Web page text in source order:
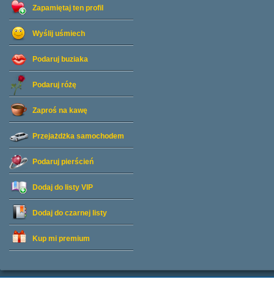
Zapamiętaj ten profil
Wyślij uśmiech
Podaruj buziaka
Podaruj różę
Zaproś na kawę
Przejażdżka samochodem
Podaruj pierścień
Dodaj do listy VIP
Dodaj do czarnej listy
Kup mi premium